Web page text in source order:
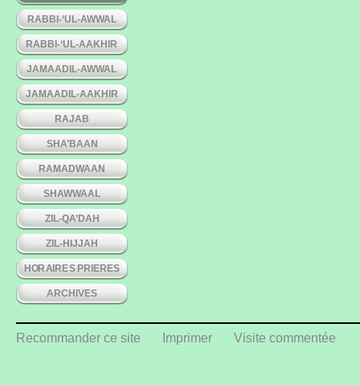
RABBI-‘UL-AWWAL
RABBI-‘UL-AAKHIR
JAMAADIL-AWWAL
JAMAADIL-AAKHIR
RAJAB
SHA’BAAN
RAMADWAAN
SHAWWAAL
ZIL-QA’DAH
ZIL-HIJJAH
HORAIRES PRIERES
ARCHIVES
Recommander ce site Imprimer Visite commentée